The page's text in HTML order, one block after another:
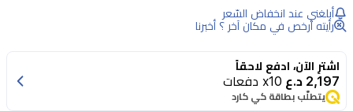
أبلغني عند انخفاض السّعر
رأيته أرخص في مكان آخر ؟ أخبرنا
اشترِ الآن، ادفع لاحقاً
2,197 د.ع x10 دفعات
يتطلّب بطاقة كي كارد